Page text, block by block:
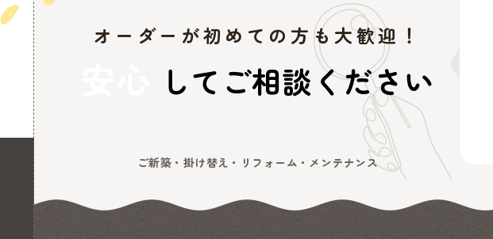
オーダーが初めての方も大歓迎！
してご相談ください
ご新築・掛け替え・リフォーム・メンテナンス